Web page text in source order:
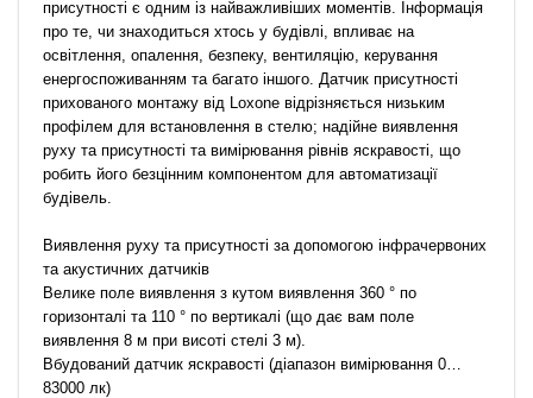
присутності є одним із найважливіших моментів. Інформація
про те, чи знаходиться хтось у будівлі, впливає на
освітлення, опалення, безпеку, вентиляцію, керування
енергоспоживанням та багато іншого. Датчик присутності
прихованого монтажу від Loxone відрізняється низьким
профілем для встановлення в стелю; надійне виявлення
руху та присутності та вимірювання рівнів яскравості, що
робить його безцінним компонентом для автоматизації
будівель.
Виявлення руху та присутності за допомогою інфрачервоних
та акустичних датчиків
Велике поле виявлення з кутом виявлення 360 ° по
горизонталі та 110 ° по вертикалі (що дає вам поле
виявлення 8 м при висоті стелі 3 м).
Вбудований датчик яскравості (діапазон вимірювання 0…
83000 лк)